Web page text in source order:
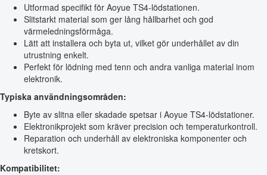
Utformad specifikt för Aoyue TS4-lödstationen.
Slitstarkt material som ger lång hållbarhet och god
värmeledningsförmåga.
Lätt att installera och byta ut, vilket gör underhållet av din
utrustning enkelt.
Perfekt för lödning med tenn och andra vanliga material inom
elektronik.
Typiska användningsområden:
Byte av slitna eller skadade spetsar i Aoyue TS4-lödstationer.
Elektronikprojekt som kräver precision och temperaturkontroll.
Reparation och underhåll av elektroniska komponenter och
kretskort.
Kompatibilitet: